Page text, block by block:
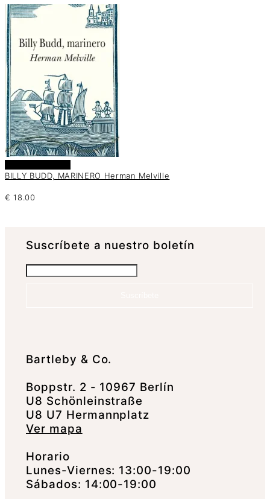
BILLY BUDD, MARINERO Herman Melville
€ 18.00
Suscrí­bete a nuestro boletín
Bartleby & Co.
Boppstr. 2 - 10967 Berlín
U8 Schönleinstraße
U8 U7 Hermannplatz
Ver mapa
Horario
Lunes-Viernes: 13:00-19:00
Sábados: 14:00-19:00